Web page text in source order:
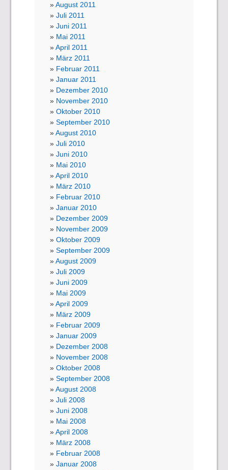
August 2011
Juli 2011
Juni 2011
Mai 2011
April 2011
März 2011
Februar 2011
Januar 2011
Dezember 2010
November 2010
Oktober 2010
September 2010
August 2010
Juli 2010
Juni 2010
Mai 2010
April 2010
März 2010
Februar 2010
Januar 2010
Dezember 2009
November 2009
Oktober 2009
September 2009
August 2009
Juli 2009
Juni 2009
Mai 2009
April 2009
März 2009
Februar 2009
Januar 2009
Dezember 2008
November 2008
Oktober 2008
September 2008
August 2008
Juli 2008
Juni 2008
Mai 2008
April 2008
März 2008
Februar 2008
Januar 2008